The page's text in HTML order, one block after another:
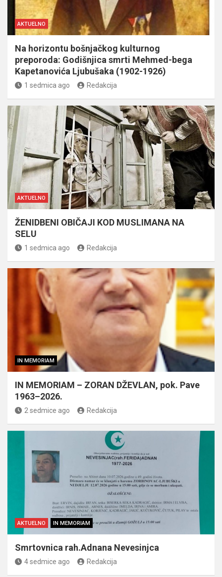
AKTUELNO
Na horizontu bošnjačkog kulturnog
preporoda: Godišnjica smrti Mehmed-bega
Kapetanovića Ljubušaka (1902-1926)
1 sedmica ago Redakcija
AKTUELNO
ŽENIDBENI OBIČAJI KOD MUSLIMANA NA
SELU
1 sedmica ago Redakcija
IN MEMORIAM
IN MEMORIAM – ZORAN DŽEVLAN, pok. Pave
1963–2026.
2 sedmice ago Redakcija
AKTUELNO IN MEMORIAM
Smrtovnica rah.Adnana Nevesinjca
4 sedmice ago Redakcija